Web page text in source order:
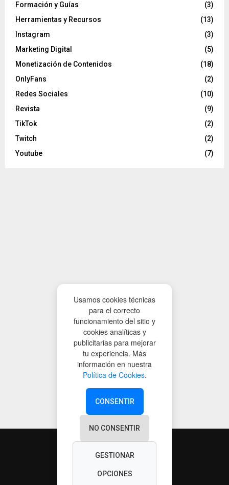
Formación y Guías
(3)
Herramientas y Recursos
(13)
Instagram
(3)
Marketing Digital
(5)
Monetización de Contenidos
(18)
OnlyFans
(2)
Redes Sociales
(10)
Revista
(9)
TikTok
(2)
Twitch
(2)
Youtube
(7)
Usamos cookies técnicas
para el correcto
funcionamiento del sitio y
cookies analíticas y
publicitarias para mejorar
tu experiencia. Más
información en nuestra
Política de Cookies.
CONSENTIR
NO CONSENTIR
GESTIONAR
OPCIONES